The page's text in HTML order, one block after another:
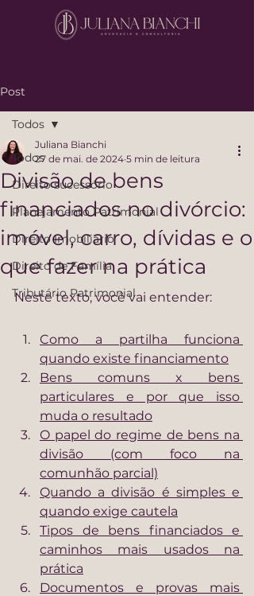
Post
Todos
Direito sucessório
Planejamento Patrimonial
Direito Imobiliário
Direito de Família
Tributário Patrimonial
Todos
Divisão de bens
financiados no divórcio:
imóvel, carro, dívidas e o
que fazer na prática
Juliana Bianchi
27 de mai. de 2024 5 min de leitura
Neste texto, você vai entender:
Como a partilha funciona
quando existe financiamento
Bens comuns x bens
particulares e por que isso
muda o resultado
O papel do regime de bens na
divisão (com foco na
comunhão parcial)
Quando a divisão é simples e
quando exige cautela
Tipos de bens financiados e
caminhos mais usados na
prática
Documentos e provas mais